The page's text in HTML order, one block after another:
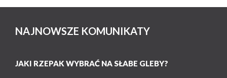
NAJNOWSZE KOMUNIKATY
JAKI RZEPAK WYBRAĆ NA SŁABE GLEBY?